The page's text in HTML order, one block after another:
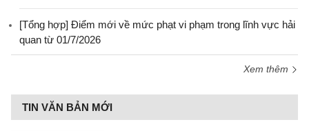
[Tổng hợp] Điểm mới về mức phạt vi phạm trong lĩnh vực hải
quan từ 01/7/2026
Xem thêm
TIN VĂN BẢN MỚI